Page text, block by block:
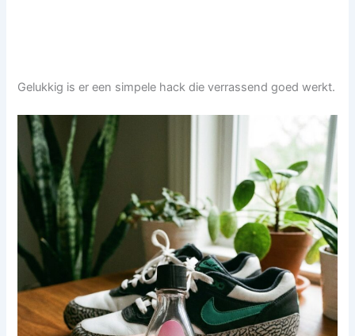
Gelukkig is er een simpele hack die verrassend goed werkt.